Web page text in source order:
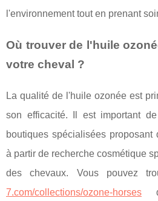
l'environnement tout en prenant
Où trouver de l'huile
votre cheval ?
La qualité de l'huile ozonée est
son efficacité. Il est important
boutiques spécialisées proposant
à partir de recherche cosmétique
des chevaux. Vous pouvez
7.com/collections/ozone-horses